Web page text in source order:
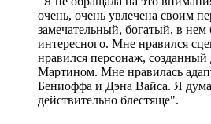
очень, очень увлечена своим
замечательный, богатый, в
интересного. Мне нравился
нравился персонаж,
Мартином. Мне нравилась
Бениоффа и Дэна Вайса. Я
действительно блестяще".